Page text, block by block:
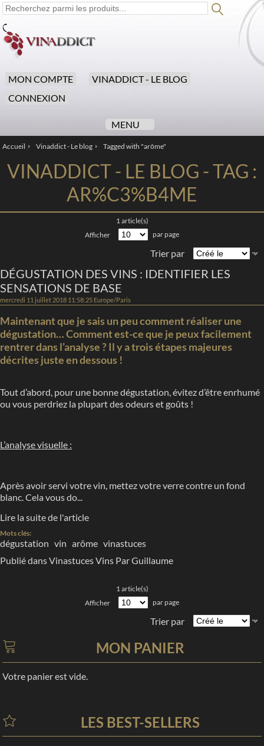
MON COMPTE
VINADDICT - LE BLOG
CONNEXION
MENU
Accueil Vinaddict - Le blog Tagged with "arôme"
VINADDICT - LE BLOG - TAG :
AR%C3%B4ME
1 article(s)
Afficher
par page
Trier par
DÉGUSTATION DES VINS : IDENTIFIER LES
SENSATIONS DE BASE
mercredi 11 juillet 2018 11:58:25 Europe/Paris
Maintenant que je sais un peu comment réaliser une
dégustation… Comment est-ce que je peux facilement
rentrer dans l’analyse ? Il y a trois étapes majeures
décrites juste en dessous !
Tout d’abord, pour une bonne dégustation, évitez d’être enrhumé
ou vous perdriez la plupart des odeurs et goûts !
L’analyse visuelle :
Après avoir servi votre vin, mettez votre verre contre un fond
blanc. Cela vous do...
Lire la suite de l'article
Mots clés:
dégustation vin arôme vinastuces
Publié dansVinastucesVins Par Guillaume
1 article(s)
Afficher
par page
Trier par
MON PANIER
Votre panier est vide.
LES BEST-SELLERS